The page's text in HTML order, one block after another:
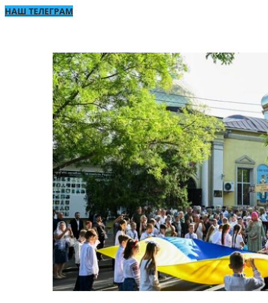
НАШ ТЕЛЕГРАМ